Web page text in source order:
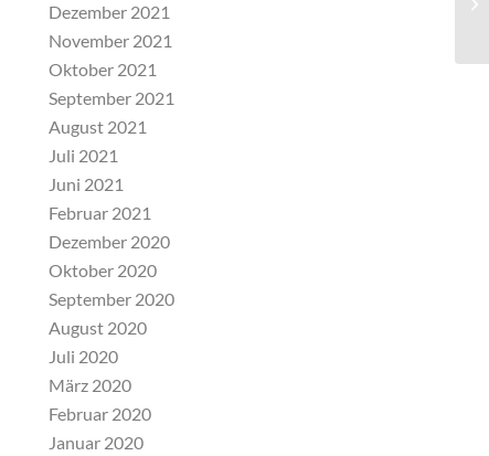
Dezember 2021
November 2021
Oktober 2021
September 2021
August 2021
Juli 2021
Juni 2021
Februar 2021
Dezember 2020
Oktober 2020
September 2020
August 2020
Juli 2020
März 2020
Februar 2020
Januar 2020